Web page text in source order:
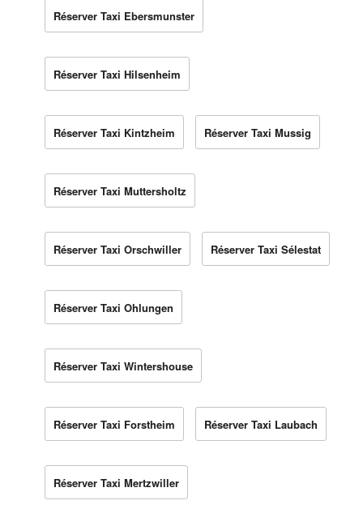
Réserver Taxi Ebersmunster
Réserver Taxi Hilsenheim
Réserver Taxi Kintzheim Réserver Taxi Mussig
Réserver Taxi Muttersholtz
Réserver Taxi Orschwiller Réserver Taxi Sélestat
Réserver Taxi Ohlungen
Réserver Taxi Wintershouse
Réserver Taxi Forstheim Réserver Taxi Laubach
Réserver Taxi Mertzwiller